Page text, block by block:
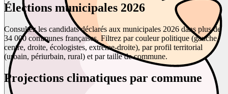
Élections municipales 2026
Consultez les candidats déclarés aux municipales 2026 dans plus de
34 000 communes françaises. Filtrez par couleur politique (gauche,
centre, droite, écologistes, extrême-droite), par profil territorial
(urbain, périurbain, rural) et par taille de commune.
Projections climatiques par commune